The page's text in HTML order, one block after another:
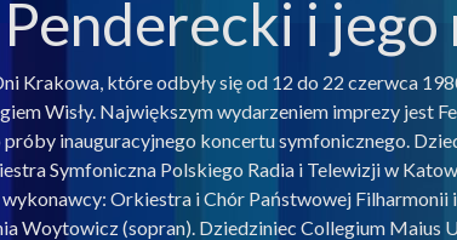
i jego
Krakowa, które odbyły się od 12 do 22 czerwca
Wisły. Największym wydarzeniem imprezy jest
inauguracyjnego koncertu symfonicznego.
Symfoniczna Polskiego Radia i Telewizji w
wykonawcy: Orkiestra i Chór Państwowej
Woytowicz (sopran). Dziedziniec Collegium Maius